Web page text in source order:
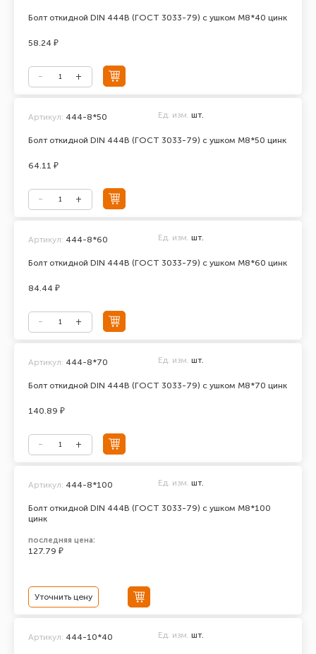
Болт откидной DIN 444В (ГОСТ 3033-79) с ушком М8*40 цинк
58.24 ₽
Болт откидной DIN 444В (ГОСТ 3033-79) с ушком М8*50 цинк
Артикул: 444-8*50 Ед. изм. шт.
64.11 ₽
Болт откидной DIN 444В (ГОСТ 3033-79) с ушком М8*60 цинк
Артикул: 444-8*60 Ед. изм. шт.
84.44 ₽
Болт откидной DIN 444В (ГОСТ 3033-79) с ушком М8*70 цинк
Артикул: 444-8*70 Ед. изм. шт.
140.89 ₽
Болт откидной DIN 444В (ГОСТ 3033-79) с ушком М8*100
цинк
Артикул: 444-8*100 Ед. изм. шт.
последняя цена:
127.79 ₽
Уточнить цену
Артикул: 444-10*40 Ед. изм. шт.